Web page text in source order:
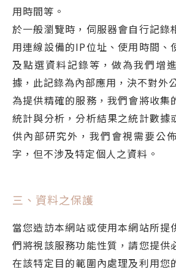
用時間等。
於一般瀏覽時，伺服器會自行記錄
用連線設備的IP位址、使用時間、
及點選資料記錄等，做為我們增
據，此記錄為內部應用，決不對外
為提供精確的服務，我們會將收集
統計與分析，分析結果之統計數據
供內部研究外，我們會視需要公
字，但不涉及特定個人之資料。
三、資料之保護
當您造訪本網站或使用本網站所提
們將視該服務功能性質，請您提供
在該特定目的範圍內處理及利用您